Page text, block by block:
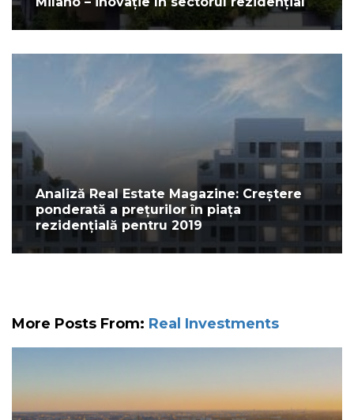
Analiză Real Estate Magazine: Creștere
ponderată a prețurilor în piața
rezidențială pentru 2019
More Posts From: Real Investments